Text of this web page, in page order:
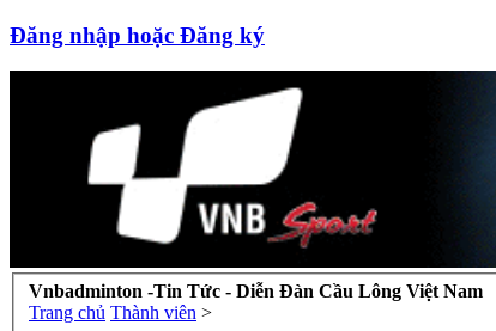
Đăng nhập hoặc Đăng ký
Vnbadminton -Tin Tức - Diễn Đàn Cầu Lông Việt Nam
Trang chủ Thành viên >